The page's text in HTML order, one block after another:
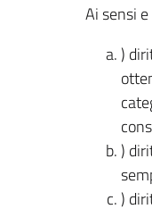
Ai sensi
)
)
)